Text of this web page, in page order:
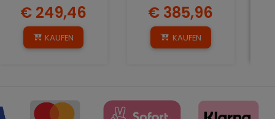
€ 249,46
KAUFEN
€ 385,96
KAUFEN